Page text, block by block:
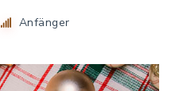
Anfänger